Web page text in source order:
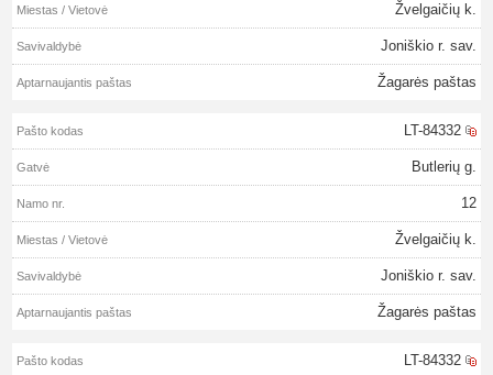
Žvelgaičių k.
Joniškio r. sav.
Žagarės paštas
LT-84332
Butlerių g.
12
Žvelgaičių k.
Joniškio r. sav.
Žagarės paštas
LT-84332